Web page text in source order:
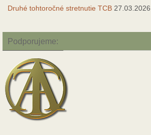
Druhé tohtoročné stretnutie TCB 27.03.2026
Podporujeme: